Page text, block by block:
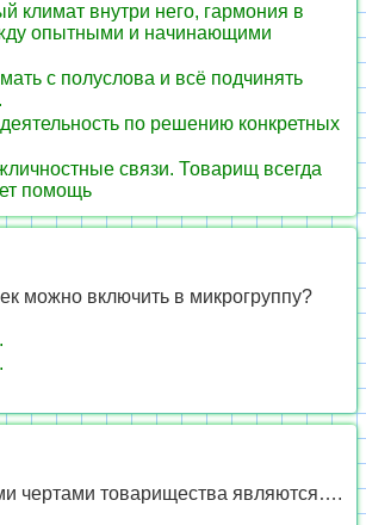
климат внутри него, гармония в
опытными и начинающими
с полуслова и всё подчинять
по решению конкретных
связи. Товарищ всегда
помощь
можно включить в микрогруппу?
чертами товарищества являются….